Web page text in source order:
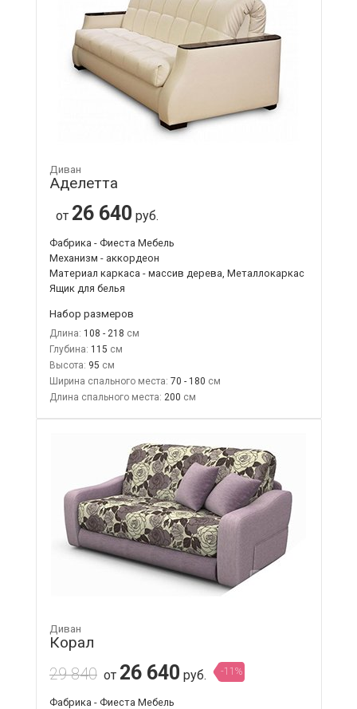
Диван
Аделетта
от 26 640 руб.
Фабрика - Фиеста Мебель
Механизм - аккордеон
Материал каркаса - массив дерева, Металлокаркас
Ящик для белья
Набор размеров
Длина: 108 - 218
Глубина: 115
Высота: 95
Ширина спального места: 70 - 180
Длина спального места: 200
Диван
Корал
29 840 от 26 640 руб. -11%
Фабрика - Фиеста Мебель